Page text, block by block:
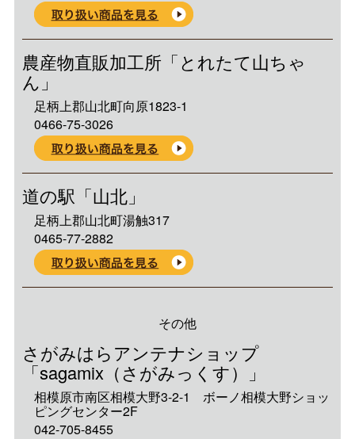
農産物直販加工所「とれたて山ちゃ
ん」
足柄上郡山北町向原1823-1
0466-75-3026
道の駅「山北」
足柄上郡山北町湯触317
0465-77-2882
その他
さがみはらアンテナショップ
「sagamix（さがみっくす）」
相模原市南区相模大野3-2-1 ボーノ相模大野ショッ
ピングセンター2F
042-705-8455